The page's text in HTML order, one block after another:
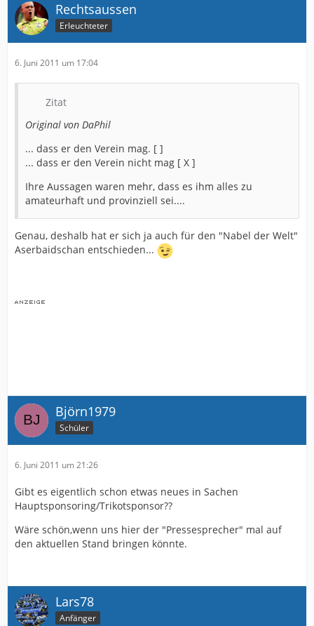
Rechtsaussen
Erleuchteter
6. Juni 2011 um 17:04
Zitat
Original von DaPhil
... dass er den Verein mag. [ ]
... dass er den Verein nicht mag [ X ]
Ihre Aussagen waren mehr, dass es ihm alles zu
amateurhaft und provinziell sei....
Genau, deshalb hat er sich ja auch für den "Nabel der Welt"
Aserbaidschan entschieden...
Björn1979
Schüler
6. Juni 2011 um 21:26
Gibt es eigentlich schon etwas neues in Sachen
Hauptsponsoring/Trikotsponsor??
Wäre schön,wenn uns hier der "Pressesprecher" mal auf
den aktuellen Stand bringen könnte.
Lars78
Anfänger